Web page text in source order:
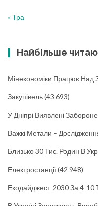
« Тра
Найбільше
Мінекономіки Працює Над
Закупівель(43 693)
У Дніпрі Виявлені
Важкі Метали –
Близько 30 Тис. Родин В
Електростанції(42 948)
Екодайджест-2030 За 4-10